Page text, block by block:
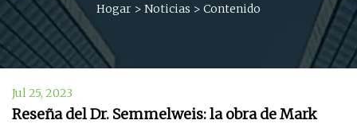
Hogar > Noticias > Contenido
Jul 25, 2023
Reseña del Dr. Semmelweis: la obra de Mark